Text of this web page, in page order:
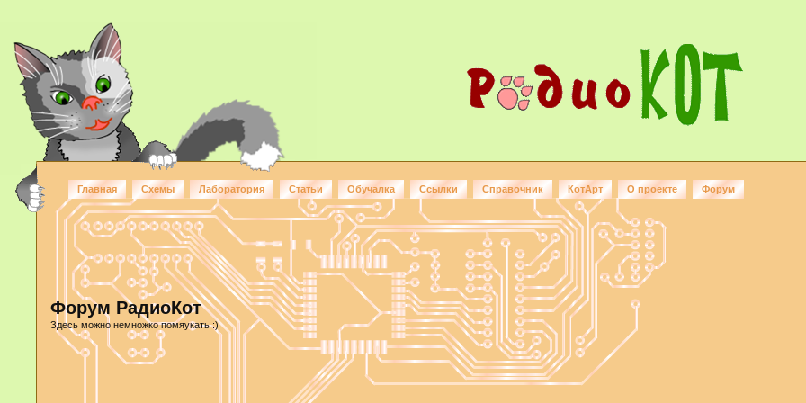
Главная Схемы Лаборатория Статьи Обучалка Ссылки Справочник КотАрт О проекте Форум
Форум РадиоКот
Здесь можно немножко помяукать :)